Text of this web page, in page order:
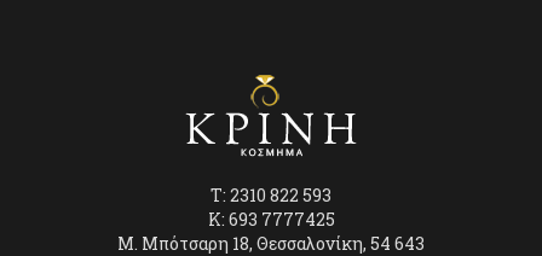
T: 2310 822 593
K: 693 7777425
Μ. Μπότσαρη 18, Θεσσαλονίκη, 54 643